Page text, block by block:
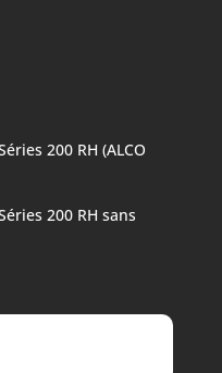
200 RH (ALCO
200 RH sans